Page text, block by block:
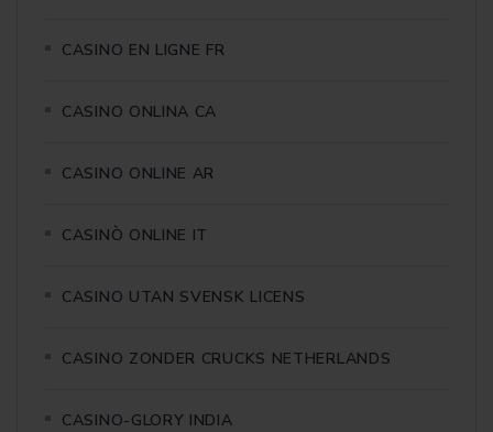
CASINO EN LIGNE FR
CASINO ONLINA CA
CASINO ONLINE AR
CASINÒ ONLINE IT
CASINO UTAN SVENSK LICENS
CASINO ZONDER CRUCKS NETHERLANDS
CASINO-GLORY INDIA